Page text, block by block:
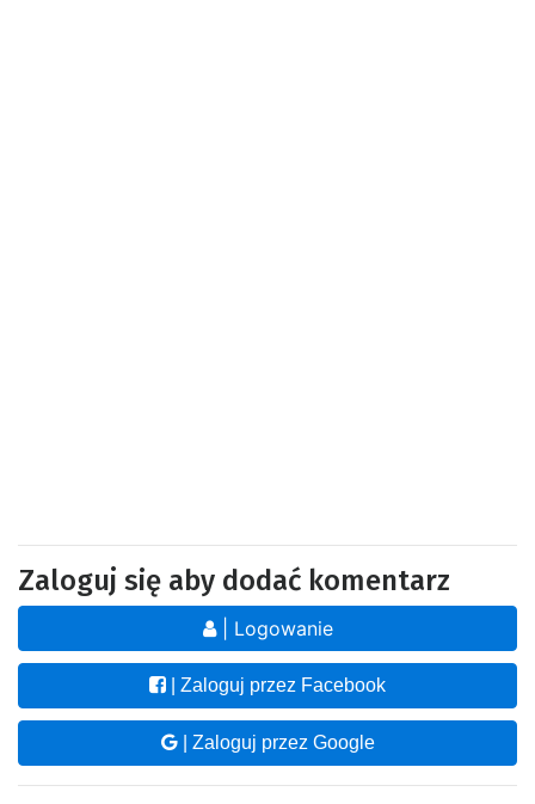
Zaloguj się aby dodać komentarz
| Logowanie
| Zaloguj przez Facebook
| Zaloguj przez Google